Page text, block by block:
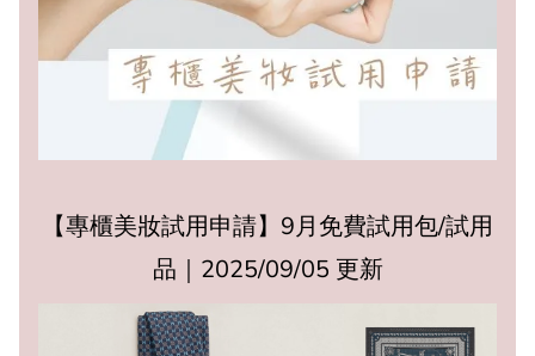
【專櫃美妝試用申請】9月免費試用包/試用
品｜2025/09/05 更新